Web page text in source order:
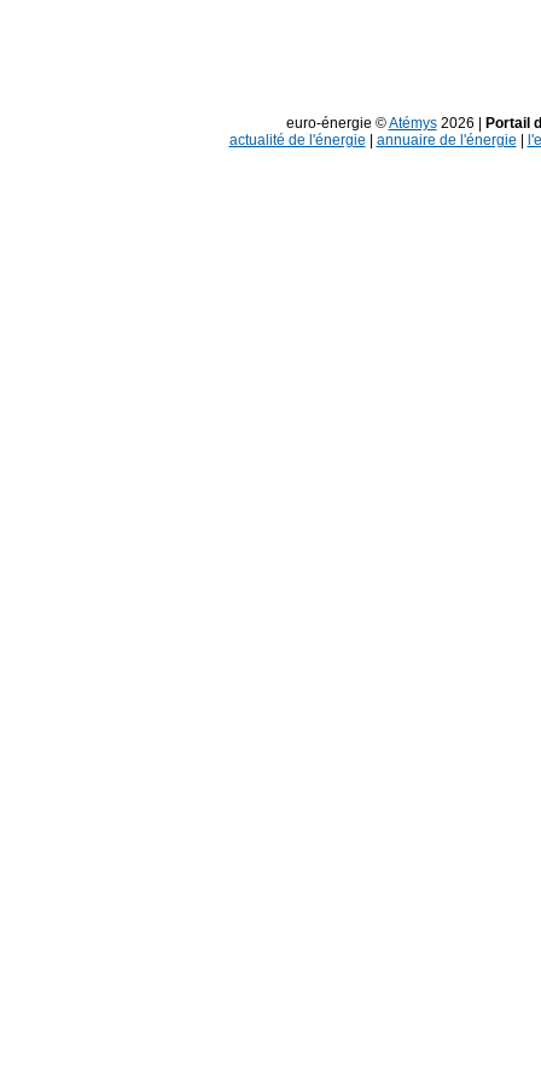
euro-énergie ©Atémys2026 |
Portail
actualité de l'énergie
annuaire de l'énergie